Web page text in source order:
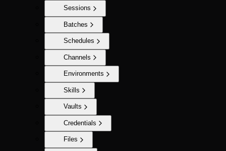
Sessions
Batches
Schedules
Channels
Environments
Skills
Vaults
Credentials
Files